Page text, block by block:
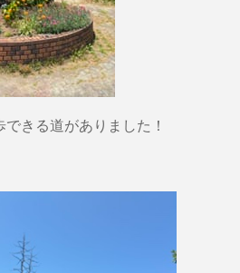
きる道がありました！